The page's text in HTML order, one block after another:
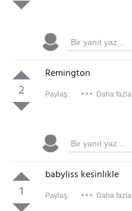
2
Remington
Paylaş: Daha fazla
1
babyliss kesinlikle
Paylaş: Daha fazla